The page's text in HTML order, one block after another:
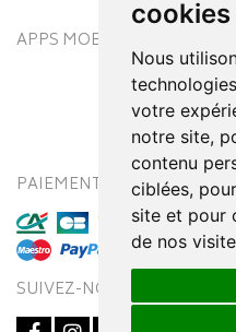
cookies
Nous
votre
notre site,
contenu
ciblées,
site et pour
de nos
APPS MOBILES
PAIEMENT SÉCURISÉ
SUIVEZ-NOUS SUR